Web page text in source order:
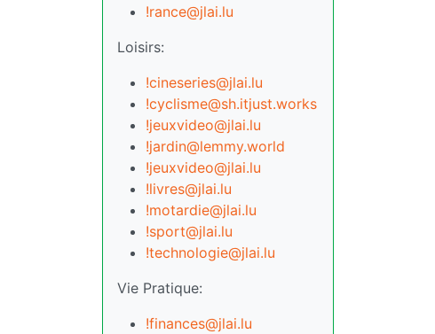
!rance@jlai.lu
Loisirs:
!cineseries@jlai.lu
!cyclisme@sh.itjust.works
!jeuxvideo@jlai.lu
!jardin@lemmy.world
!jeuxvideo@jlai.lu
!livres@jlai.lu
!motardie@jlai.lu
!sport@jlai.lu
!technologie@jlai.lu
Vie Pratique:
!finances@jlai.lu